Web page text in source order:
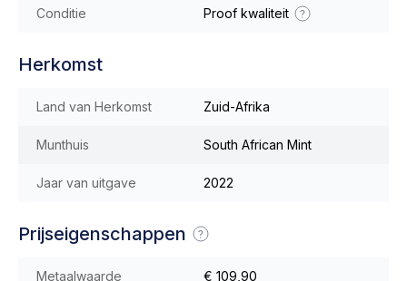
Conditie Proof kwaliteit
Herkomst
Land van Herkomst Zuid-Afrika
Munthuis South African Mint
Jaar van uitgave 2022
Prijseigenschappen
Metaalwaarde € 109,90